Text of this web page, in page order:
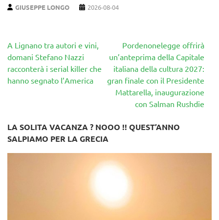
GIUSEPPE LONGO 2026-08-04
Navigazione
articoli
A Lignano tra autori e vini,
domani Stefano Nazzi
racconterà i serial killer che
hanno segnato l’America
Pordenonelegge offrirà
un’anteprima della Capitale
italiana della cultura 2027:
gran finale con il Presidente
Mattarella, inaugurazione
con Salman Rushdie
LA SOLITA VACANZA ? NOOO !! QUEST’ANNO
SALPIAMO PER LA GRECIA